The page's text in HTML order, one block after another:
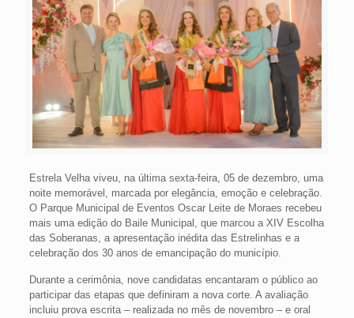
Estrela Velha viveu, na última sexta-feira, 05 de dezembro, uma
noite memorável, marcada por elegância, emoção e celebração.
O Parque Municipal de Eventos Oscar Leite de Moraes recebeu
mais uma edição do Baile Municipal, que marcou a XIV Escolha
das Soberanas, a apresentação inédita das Estrelinhas e a
celebração dos 30 anos de emancipação do município.
Durante a cerimônia, nove candidatas encantaram o público ao
participar das etapas que definiram a nova corte. A avaliação
incluiu prova escrita – realizada no mês de novembro – e oral